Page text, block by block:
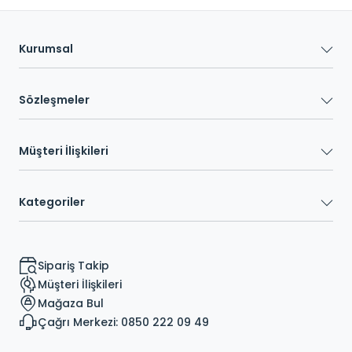
Kurumsal
Sözleşmeler
Müşteri İlişkileri
Kategoriler
Sipariş Takip
Müşteri İlişkileri
Mağaza Bul
Çağrı Merkezi: 0850 222 09 49